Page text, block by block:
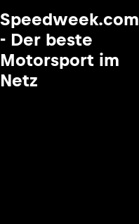
Speedweek.com
- Der beste
Motorsport im
Netz